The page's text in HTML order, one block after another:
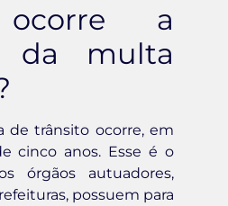
ocorre a
da multa
de trânsito ocorre, em
cinco anos. Esse é o
órgãos autuadores,
possuem para